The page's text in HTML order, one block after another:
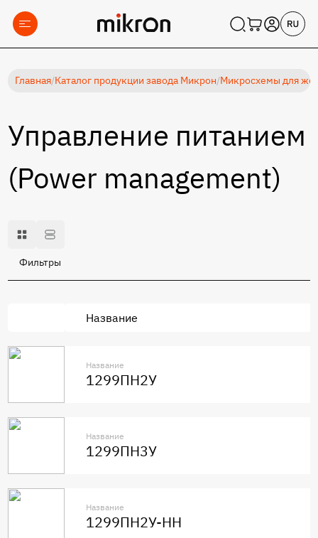
Главная/Каталог продукции завода Микрон/Микросхемы для
Управление питанием
(Power management)
Фильтры
Название
Название
1299ПН2У
Название
1299ПН3У
Название
1299ПН2У-НН